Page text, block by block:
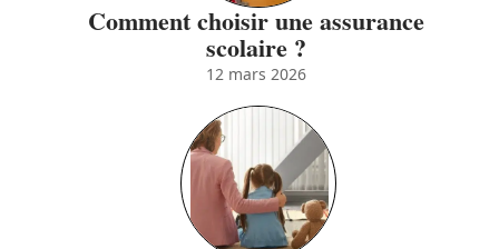
Comment choisir une assurance
scolaire ?
12 mars 2026